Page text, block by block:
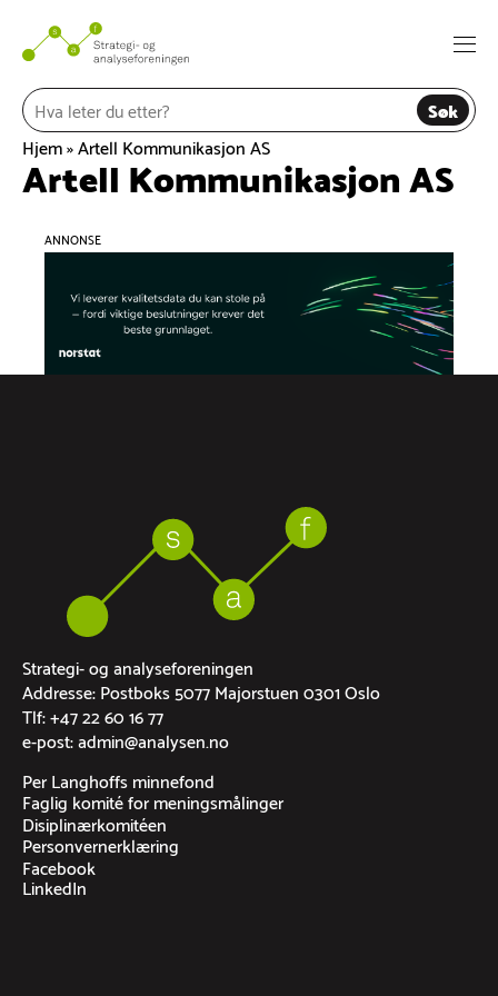
innhold
Søk
Hjem»Artell Kommunikasjon AS
Artell Kommunikasjon AS
ANNONSE
Strategi- og analyseforeningen
Addresse: Postboks 5077 Majorstuen 0301 Oslo
Tlf: +47 22 60 16 77
e-post: admin@analysen.no
Per Langhoffs minnefond
Faglig komité for meningsmålinger
Disiplinærkomitéen
Personvernerklæring
Facebook
LinkedIn